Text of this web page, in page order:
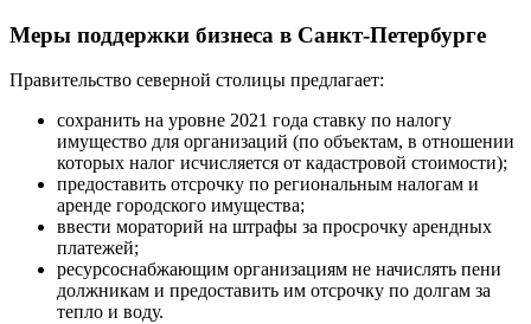
Меры поддержки бизнеса в Санкт-Петербурге
Правительство северной столицы предлагает:
сохранить на уровне 2021 года ставку по налогу
имущество для организаций (по объектам, в отношении
которых налог исчисляется от кадастровой стоимости);
предоставить отсрочку по региональным налогам и
аренде городского имущества;
ввести мораторий на штрафы за просрочку арендных
платежей;
ресурсоснабжающим организациям не начислять пени
должникам и предоставить им отсрочку по долгам за
тепло и воду.